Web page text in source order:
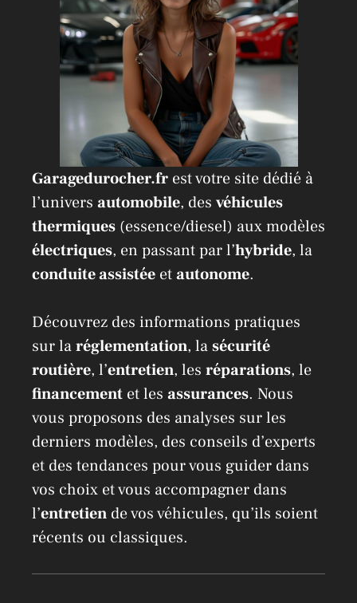
Garagedurocher.fr est votre site dédié à
l’univers automobile, des véhicules
thermiques (essence/diesel) aux modèles
électriques, en passant par l’hybride, la
conduite assistée etautonome.
Découvrez des informations pratiques
sur laréglementation, lasécurité
routière, l’entretien, les réparations, le
financement et les assurances. Nous
vous proposons des analyses sur les
derniers modèles, des conseils d’experts
et des tendances pour vous guider dans
vos choix et vous accompagner dans
l’entretien de vos véhicules, qu’ils soient
récents ou classiques.